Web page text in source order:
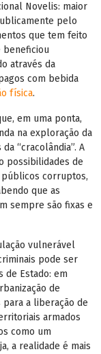
Novelis: maior
pelo
que tem feito
beneficiou
através da
com bebida
física.
em uma ponta,
na exploração da
“cracolândia”. A
possibilidades de
corruptos,
que as
sempre são fixas e
vulnerável
pode ser
Estado: em
de
a liberação de
armados
como um
a realidade é mais